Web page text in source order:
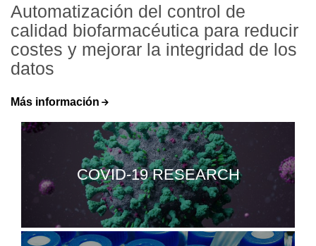
Automatización del control de
calidad biofarmacéutica para reducir
costes y mejorar la integridad de los
datos
Más información
COVID-19 RESEARCH